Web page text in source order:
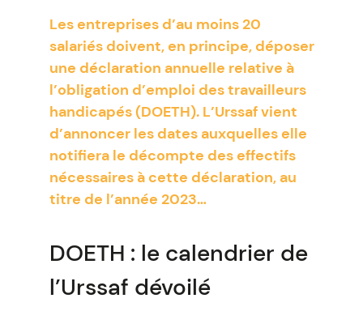
Les entreprises d’au moins 20
salariés doivent, en principe, déposer
une déclaration annuelle relative à
l’obligation d’emploi des travailleurs
handicapés (DOETH). L’Urssaf vient
d’annoncer les dates auxquelles elle
notifiera le décompte des effectifs
nécessaires à cette déclaration, au
titre de l’année 2023…
DOETH : le calendrier de
l’Urssaf dévoilé